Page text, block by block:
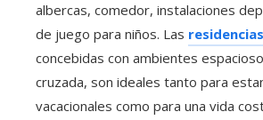
albercas, comedor, instalaciones
de juego para niños. Las
concebidas con ambientes
cruzada, son ideales tanto para
vacacionales como para una vida